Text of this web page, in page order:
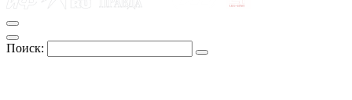
Поиск: